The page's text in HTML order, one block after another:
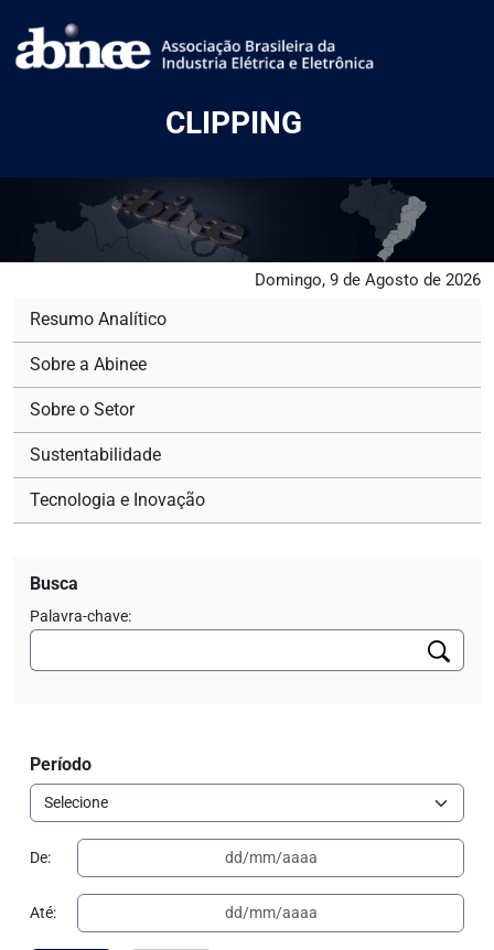
CLIPPING
Domingo, 9 de Agosto de 2026
Resumo Analítico
Sobre a Abinee
Sobre o Setor
Sustentabilidade
Tecnologia e Inovação
Busca
Palavra-chave:
Período
De:
Até: